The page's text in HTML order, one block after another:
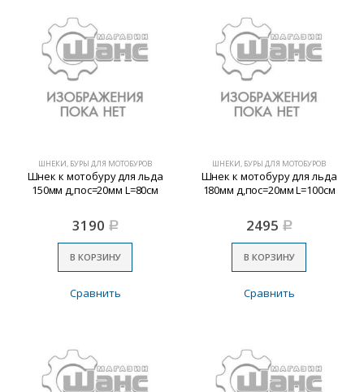
ШНЕКИ, БУРЫ ДЛЯ МОТОБУРОВ
Шнек к мотобуру для льда
150мм д,пос=20мм L=80см
3190 Р
В КОРЗИНУ
Сравнить
ШНЕКИ, БУРЫ ДЛЯ МОТОБУРОВ
Шнек к мотобуру для льда
180мм д,пос=20мм L=100см
2495 Р
В КОРЗИНУ
Сравнить